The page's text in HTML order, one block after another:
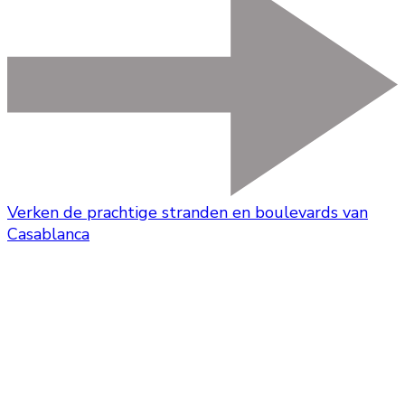
Verken de prachtige stranden en boulevards van
Casablanca